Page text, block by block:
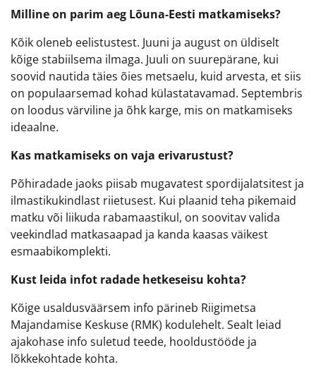
Milline on parim aeg Lõuna-Eesti matkamiseks?
Kõik oleneb eelistustest. Juuni ja august on üldiselt
kõige stabiilsema ilmaga. Juuli on suurepärane, kui
soovid nautida täies õies metsaelu, kuid arvesta, et siis
on populaarsemad kohad külastatavamad. Septembris
on loodus värviline ja õhk karge, mis on matkamiseks
ideaalne.
Kas matkamiseks on vaja erivarustust?
Põhiradade jaoks piisab mugavatest spordijalatsitest ja
ilmastikukindlast riietusest. Kui plaanid teha pikemaid
matku või liikuda rabamaastikul, on soovitav valida
veekindlad matkasaapad ja kanda kaasas väikest
esmaabikomplekti.
Kust leida infot radade hetkeseisu kohta?
Kõige usaldusväärsem info pärineb Riigimetsa
Majandamise Keskuse (RMK) kodulehelt. Sealt leiad
ajakohase info suletud teede, hooldustööde ja
lõkkekohtade kohta.